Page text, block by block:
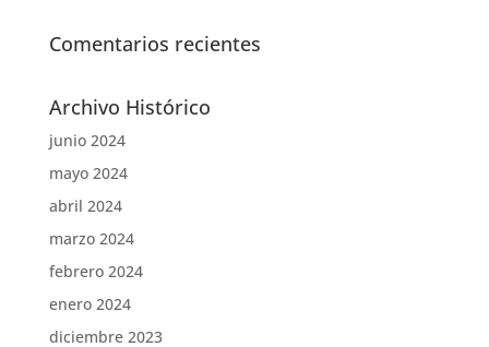
Comentarios recientes
Archivo Histórico
junio 2024
mayo 2024
abril 2024
marzo 2024
febrero 2024
enero 2024
diciembre 2023